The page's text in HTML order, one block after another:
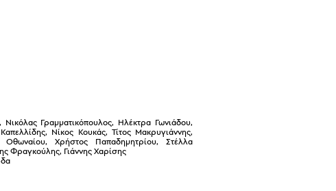
Γραμματικόπουλος, Ηλέκτρα Γωνιάδου,
Νίκος Κουκάς, Τίτος Μακρυγιάννης,
Χρήστος Παπαδημητρίου, Στέλλα
Φραγκούλης, Γιάννης Χαρίσης